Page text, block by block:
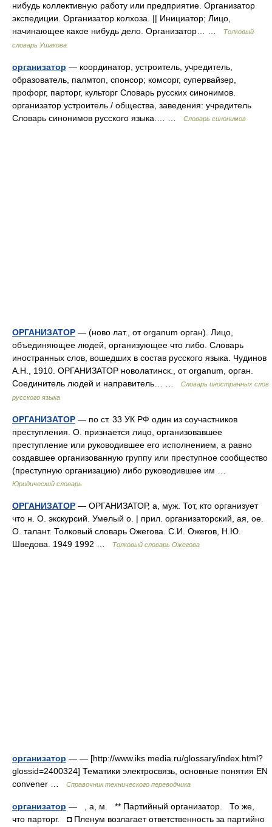
нибудь коллективную работу или предприятие. Организатор
экспедиции. Организатор колхоза. || Инициатор; Лицо,
начинающее какое нибудь дело. Организатор… …
Толковый
словарь Ушакова
организатор — координатор, устроитель, учредитель,
образователь, палмтоп, спонсор; комсорг, супервайзер,
профорг, парторг, культорг Словарь русских синонимов.
организатор устроитель / общества, заведения: учредитель
Словарь синонимов русского языка.… …
Словарь синонимов
ОРГАНИЗАТОР — (ново лат., от organum орган). Лицо,
объединяющее людей, организующее что либо. Словарь
иностранных слов, вошедших в состав русского языка. Чудинов
А.Н., 1910. ОРГАНИЗАТОР новолатинск., от organum, орган.
Соединитель людей и направитель… …
Словарь иностранных слов
русского языка
ОРГАНИЗАТОР — по ст. 33 УК РФ один из соучастников
преступления. О. признается лицо, организовавшее
преступление или руководившее его исполнением, а равно
создавшее организованную группу или преступное сообщество
(преступную организацию) либо руководившее им …
Юридический словарь
ОРГАНИЗАТОР — ОРГАНИЗАТОР, а, муж. Тот, кто организует
что н. О. экскурсий. Умелый о. | прил. организаторский, ая, ое.
О. талант. Толковый словарь Ожегова. С.И. Ожегов, Н.Ю.
Шведова. 1949 1992 …
Толковый словарь Ожегова
организатор — — [http://www.iks media.ru/glossary/index.html?
glossid=2400324] Тематики электросвязь, основные понятия EN
convener …
Справочник технического переводчика
организатор — , а, м. ** Партийный организатор. То же,
что парторг. ◘ Пленум возлагает ответственность за партийно